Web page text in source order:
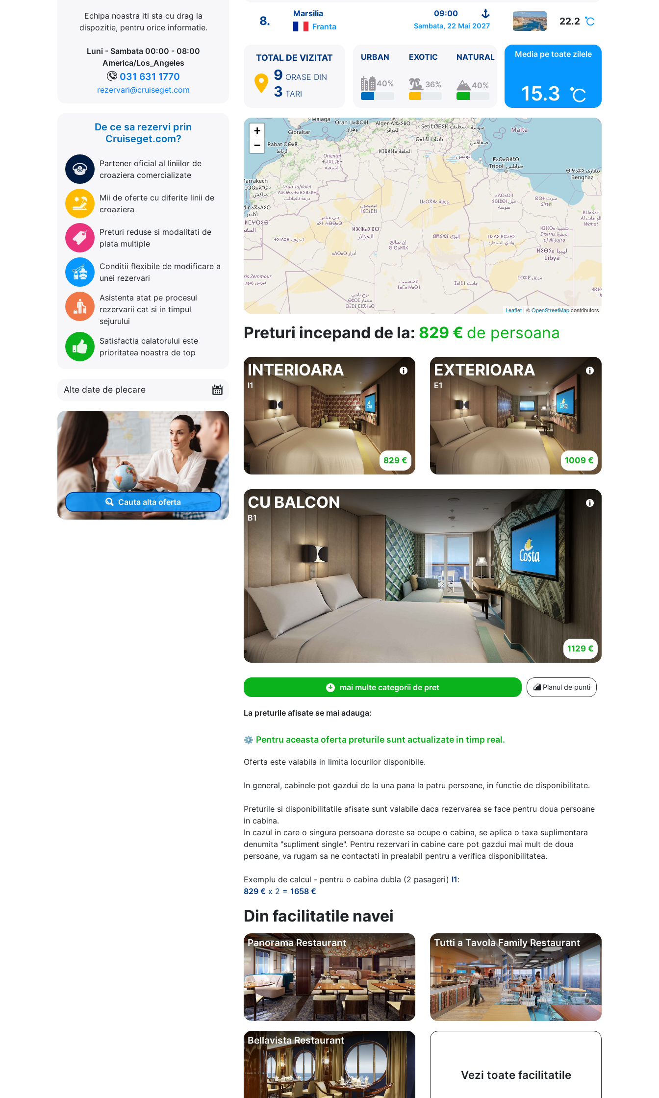
Echipa noastra iti sta cu drag la
dispozitie, pentru orice informatie.
Luni - Sambata 00:00 - 08:00
America/Los_Angeles
031 631 1770
rezervari@cruiseget.com
De ce sa rezervi prin
Cruiseget.com?
Partener oficial al liniilor de
croaziera comercializate
Mii de oferte cu diferite linii de
croaziera
Preturi reduse si modalitati de
plata multiple
Conditii flexibile de modificare a
unei rezervari
Asistenta atat pe procesul
rezervarii cat si in timpul
sejurului
Satisfactia calatorului este
prioritatea noastra de top
Alte date de plecare
Cauta alta oferta
8.
Marsilia
09:00
Franta
Sambata, 22 Mai 2027 22.2
TOTAL DE VIZITAT
9 ORASE DIN
3 TARI
URBAN
40%
EXOTIC
36%
NATURAL
40%
Media pe toate zilele
15.3
+
−
Leaflet | ©OpenStreetMapcontributors
Preturi incepand de la: 829 € de persoana
INTERIOARA
I1
829 €
EXTERIOARA
E1
1009 €
CU BALCON
B1
1129 €
mai multe categorii de pret Planul de punti
La preturile afisate se mai adauga:
⚙ Pentru aceasta oferta preturile sunt actualizate in timp real.
Oferta este valabila in limita locurilor disponibile.
In general, cabinele pot gazdui de la una pana la patru persoane, in functie de disponibilitate.
Preturile si disponibilitatile afisate sunt valabile daca rezervarea se face pentru doua persoane
in cabina.
In cazul in care o singura persoana doreste sa ocupe o cabina, se aplica o taxa suplimentara
denumita "supliment single". Pentru rezervari in cabine care pot gazdui mai mult de doua
persoane, va rugam sa ne contactati in prealabil pentru a verifica disponibilitatea.
Exemplu de calcul - pentru o cabina dubla (2 pasageri) I1:
829 € x 2 = 1658 €
Din facilitatile navei
Panorama Restaurant Tutti a Tavola Family Restaurant
Bellavista Restaurant
Vezi toate facilitatile